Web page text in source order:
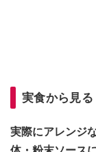
実食から見
実際にアレンジ